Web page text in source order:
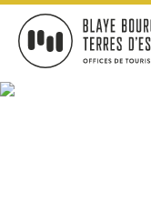
BLAYE BOURG